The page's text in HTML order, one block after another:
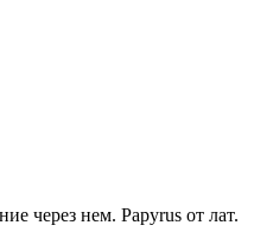
через нем. Раруrus от лат.